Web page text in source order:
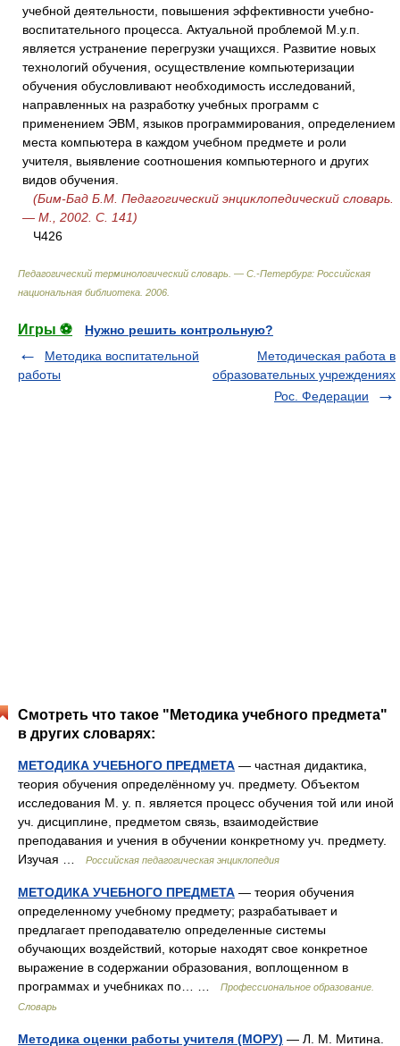
учебной деятельности, повышения эффективности учебно-
воспитательного процесса. Актуальной проблемой М.у.п.
является устранение перегрузки учащихся. Развитие новых
технологий обучения, осуществление компьютеризации
обучения обусловливают необходимость исследований,
направленных на разработку учебных программ с
применением ЭВМ, языков программирования, определением
места компьютера в каждом учебном предмете и роли
учителя, выявление соотношения компьютерного и других
видов обучения.
(Бим-Бад Б.М. Педагогический энциклопедический словарь.
— М., 2002. С. 141)
Ч426
Педагогический терминологический словарь. — С.-Петербург: Российская
национальная библиотека 2006
Игры ⚽
Нужно решить контрольную?
Методика воспитательной
работы
Методическая работа в
образовательных учреждениях
Рос. Федерации
Смотреть что такое "Методика учебного предмета"
в других словарях:
МЕТОДИКА УЧЕБНОГО ПРЕДМЕТА — частная дидактика,
теория обучения определённому уч. предмету. Объектом
исследования М. у. п. является процесс обучения той или иной
уч. дисциплине, предметом связь, взаимодействие
преподавания и учения в обучении конкретному уч. предмету.
Изучая …
Российская педагогическая энциклопедия
МЕТОДИКА УЧЕБНОГО ПРЕДМЕТА — теория обучения
определенному учебному предмету; разрабатывает и
предлагает преподавателю определенные системы
обучающих воздействий, которые находят свое конкретное
выражение в содержании образования, воплощенном в
программах и учебниках по… …
Профессиональное образование.
Словарь
Методика оценки работы учителя (МОРУ) — Л. М. Митина.